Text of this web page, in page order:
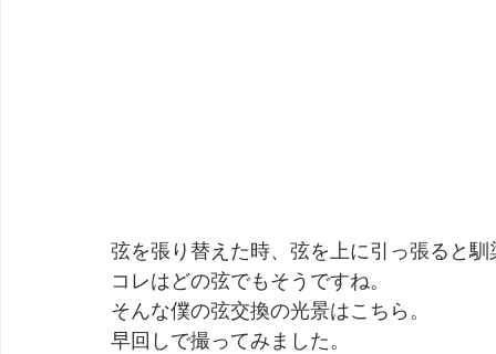
弦を張り替えた時、弦を上に引っ張ると
コレはどの弦でもそうですね。
そんな僕の弦交換の光景はこちら。
早回しで撮ってみました。